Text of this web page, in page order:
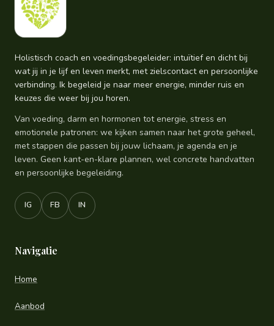
Holistisch coach en voedingsbegeleider: intuïtief en dicht bij
wat jij in je lijf en leven merkt, met zielscontact en persoonlijke
verbinding. Ik begeleid je naar meer energie, minder ruis en
keuzes die weer bij jou horen.
Van voeding, darm en hormonen tot energie, stress en
emotionele patronen: we kijken samen naar het grote geheel,
met stappen die passen bij jouw lichaam, je agenda en je
leven. Geen kant-en-klare plannen, wel concrete handvatten
en persoonlijke begeleiding.
IG FB IN
Navigatie
Home
Aanbod